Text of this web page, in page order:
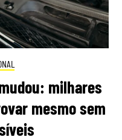
milhares
mesmo sem